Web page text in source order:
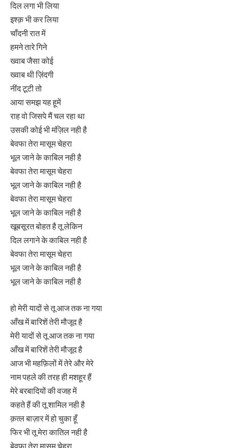
दिल लगा भी लिया
इश्क़ भी कर लिया
चाँदनी रात में
हमने तारे गिने
ख्वाब जैसा कोई
ख्वाब थी ज़िंदगी
नींद टूटी तो
आया समझ यह हूमें
राह वो जिसपे मैं चल रहा था
उसकी कोई भी मंज़िल नही है
बेवफा तेरा मासूम चेहरा
भूल जाने के काबिल नही है
बेवफा तेरा मासूम चेहरा
भूल जाने के काबिल नही है
बेवफा तेरा मासूम चेहरा
भूल जाने के काबिल नही है
खूबसूरत बोहत है तू लेकिन
दिल लगाने के काबिल नही है
बेवफा तेरा मासूम चेहरा
भूल जाने के काबिल नही है
भूल जाने के काबिल नही है
हो मेरी यादों से तू आज तक ना गया
आँख में बारिशें तेरी मौजूद है
मेरी यादों से तू आज तक ना गया
आँख में बारिशें तेरी मौजूद है
आज भी महफ़िलों में तेरे और मेरे
नाम पहले की तरह ही मशहूर हैं
मेरे बरबादियों की वजह में
कहते हैं की तू शामिल नही है
क़त्ल बाज़ार में हो चुका हूँ
फिर भी तू मेरा कातिल नही है
बेवफा तेरा मासूम चेहरा